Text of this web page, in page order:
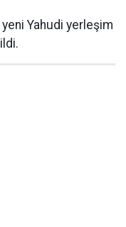
Yahudi yerleşim